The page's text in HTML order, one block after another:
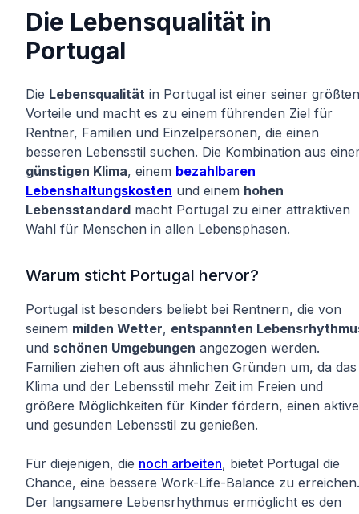
Die Lebensqualität in
Portugal
Die Lebensqualität in Portugal ist einer seiner größten
Vorteile und macht es zu einem führenden Ziel für
Rentner, Familien und Einzelpersonen, die einen
besseren Lebensstil suchen. Die Kombination aus
günstigen Klima, einem bezahlbaren
Lebenshaltungskosten und einem hohen
Lebensstandard macht Portugal zu einer attraktiven
Wahl für Menschen in allen Lebensphasen.
Warum sticht Portugal hervor?
Portugal ist besonders beliebt bei Rentnern, die von
seinem milden Wetter, entspannten
und schönen Umgebungen angezogen werden.
Familien ziehen oft aus ähnlichen Gründen um, da das
Klima und der Lebensstil mehr Zeit im Freien und
größere Möglichkeiten für Kinder fördern, einen
und gesunden Lebensstil zu genießen.
Für diejenigen, die noch arbeiten, bietet Portugal die
Chance, eine bessere Work-Life-Balance zu erreichen.
Der langsamere Lebensrhythmus ermöglicht es den